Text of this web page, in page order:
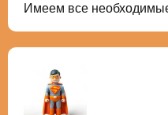
Имеем все